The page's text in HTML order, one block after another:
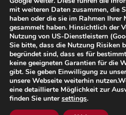
© All rights reserved I
Website supported by
mit weiteren Daten zusammen, die
haben oder die sie im Rahmen Ihrer
gesammelt haben. Hinsichtlich der
Nutzung von US-Dienstleistern
Sie bitte, dass die Nutzung Risiken
begründet sind, dass es für
keine geeigneten Garantien für die
gibt. Sie geben Einwilligung zu
unsere Webseite weiterhin
eine detaillierte Möglichkeit zur
finden Sie untersettings.